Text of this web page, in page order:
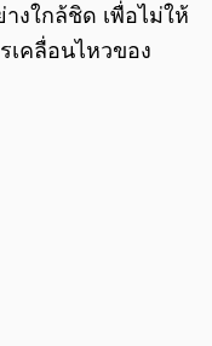
งใกล้ชิด เพื่อไม่ให้
เคลื่อนไหวของ